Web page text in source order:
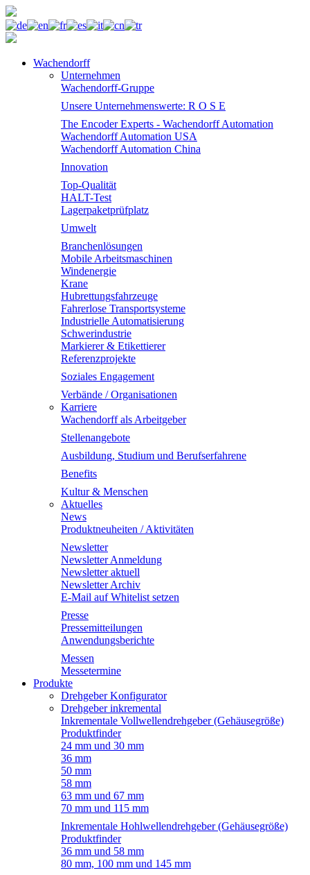
Wachendorff
Unternehmen
Wachendorff-Gruppe
Unsere Unternehmenswerte: R O S E
The Encoder Experts - Wachendorff Automation
Wachendorff Automation USA
Wachendorff Automation China
Innovation
Top-Qualität
HALT-Test
Lagerpaketprüfplatz
Umwelt
Branchenlösungen
Mobile Arbeitsmaschinen
Windenergie
Krane
Hubrettungsfahrzeuge
Fahrerlose Transportsysteme
Industrielle Automatisierung
Schwerindustrie
Markierer & Etikettierer
Referenzprojekte
Soziales Engagement
Verbände / Organisationen
Karriere
Wachendorff als Arbeitgeber
Stellenangebote
Ausbildung, Studium und Berufserfahrene
Benefits
Kultur & Menschen
Aktuelles
News
Produktneuheiten / Aktivitäten
Newsletter
Newsletter Anmeldung
Newsletter aktuell
Newsletter Archiv
E-Mail auf Whitelist setzen
Presse
Pressemitteilungen
Anwendungsberichte
Messen
Messetermine
Produkte
Drehgeber Konfigurator
Drehgeber inkremental
Inkrementale Vollwellendrehgeber (Gehäusegröße)
Produktfinder
24 mm und 30 mm
36 mm
50 mm
58 mm
63 mm und 67 mm
70 mm und 115 mm
Inkrementale Hohlwellendrehgeber (Gehäusegröße)
Produktfinder
36 mm und 58 mm
80 mm, 100 mm und 145 mm